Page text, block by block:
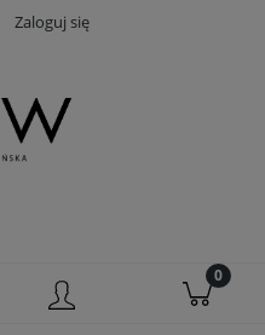
Zaloguj się